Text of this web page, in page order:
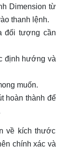
Dimension từ
thanh lệnh.
đối tượng cần
định hướng và
muốn.
hoàn thành để
về kích thước
chính xác và